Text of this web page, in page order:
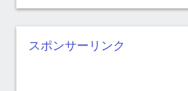
ー
カ
イ
スポンサーリンク